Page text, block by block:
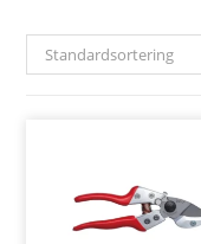
Standardsortering